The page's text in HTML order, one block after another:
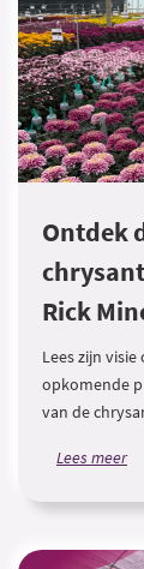
Ontdek
Rick
Lees zijn
opkomende
van de
Lees meer